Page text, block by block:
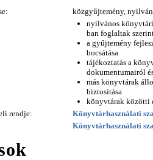
közgyűjtemény,
nyilvános
ban foglaltak
a gyűjtemény
bocsátása
tájékoztatás a
dokumentumairól
más könyvtárak
biztosítása
könyvtárak közötti
rendje:
Könyvtárhasználati
Könyvtárhasználati